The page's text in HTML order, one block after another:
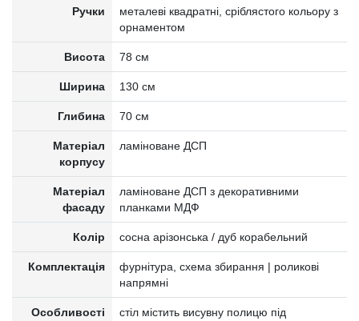
Ручки
металеві квадратні, сріблястого кольору з
орнаментом
Висота 78 см
Ширина 130 см
Глибина 70 см
Матеріал
корпусу
ламіноване ДСП
Матеріал
фасаду
ламіноване ДСП з декоративними
планками МДФ
Колір сосна арізонська / дуб корабельний
Комплектація
фурнітура, схема збирання | роликові
напрямні
Особливості
стіл містить висувну полицю під